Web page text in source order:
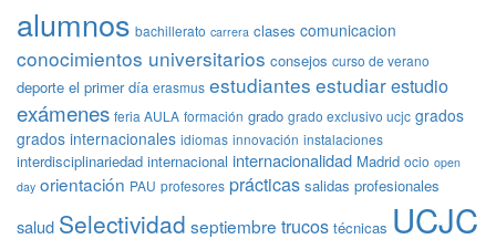
alumnos bachillerato carrera clases comunicacion
conocimientos universitarios consejos curso de verano
deporte el primer día erasmus estudiantes estudiarestudio
exámenes feria AULA formación grado grado exclusivo ucjc grados
grados internacionales idiomas innovación instalaciones
interdisciplinariedad internacional internacionalidad Madrid ocio open
day orientación PAU profesores prácticas salidas profesionales
salud Selectividad septiembre trucos técnicas UCJC